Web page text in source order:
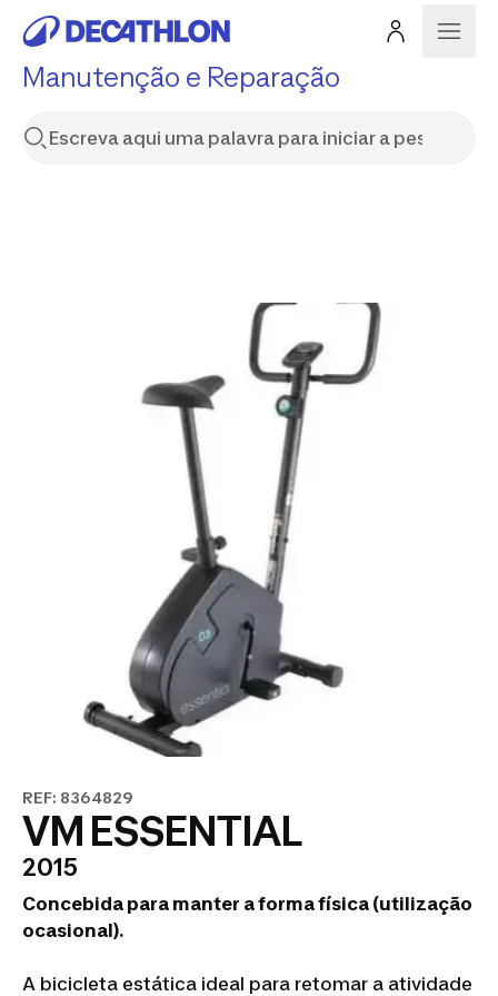
Manutenção e Reparação
REF: 8364829
VM ESSENTIAL
2015
Concebida para manter a forma física (utilização
ocasional).
A bicicleta estática ideal para retomar a atividade